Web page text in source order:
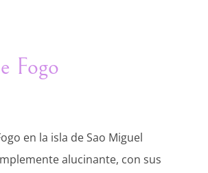
Fogo
en la isla de Sao Miguel
alucinante, con sus